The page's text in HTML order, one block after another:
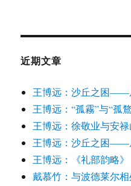
近期文章
王博远：沙丘之困——
王博远：“孤霧”与“孤
王博远：徐敬业与安禄
王博远：沙丘之困——
王博远：《礼部韵略》
戴慕竹：与波德莱尔